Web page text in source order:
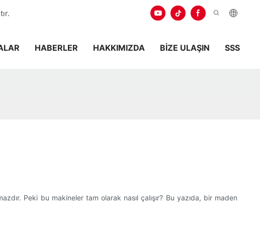
HABERLER HAKKIMIZDA BIZE ULAŞIN SSS
Peki bu makineler tam olarak nasıl çalışır? Bu yazıda, bir maden